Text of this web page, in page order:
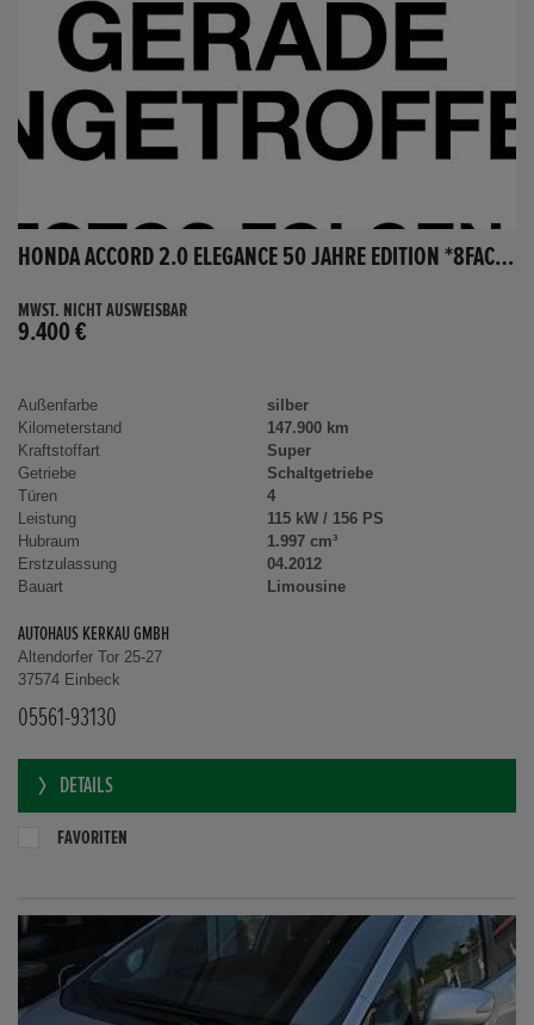
HONDA ACCORD 2.0 ELEGANCE 50 JAHRE EDITION *8FACH BEREIFT*
MWST. NICHT AUSWEISBAR
9.400 €
Außenfarbe
silber
Kilometerstand
147.900 km
Kraftstoffart
Super
Getriebe
Schaltgetriebe
Türen
4
Leistung
115 kW / 156 PS
Hubraum
1.997 cm³
Erstzulassung
04.2012
Bauart
Limousine
AUTOHAUS KERKAU GMBH
Altendorfer Tor 25-27
37574 Einbeck
05561-93130
DETAILS
FAVORITEN